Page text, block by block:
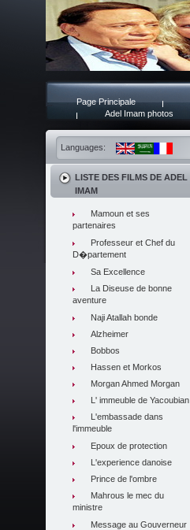
Page Principale
Adel Imam photos
Languages:
LISTE DES FILMS DE ADEL
IMAM
Mamoun et ses
partenaires
Professeur et Chef du
D�partement
Sa Excellence
La Diseuse de bonne
aventure
Naji Atallah bonde
Alzheimer
Bobbos
Hassen et Morkos
Morgan Ahmed Morgan
L' immeuble de Yacoubian
L'embassade dans
l'immeuble
Epoux de protection
L'experience danoise
Prince de l'ombre
Mahrous le mec du
ministre
Message au Gouverneur